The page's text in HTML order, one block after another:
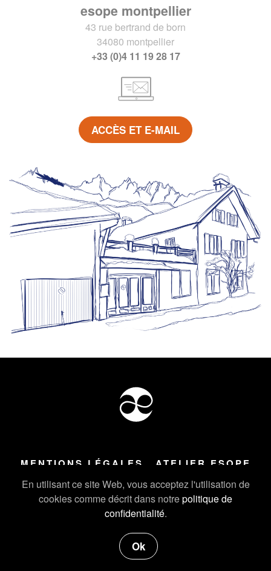
En utilisant ce site Web, vous acceptez l'utilisation de
cookies comme décrit dans notrepolitique de
confidentialité.
Ok
esope montpellier
43 rue bertrand de born
34080 montpellier
+33 (0)4 11 19 28 17
ACCÈS ET E-MAIL
MENTIONS LÉGALES ATELIER ESOPE